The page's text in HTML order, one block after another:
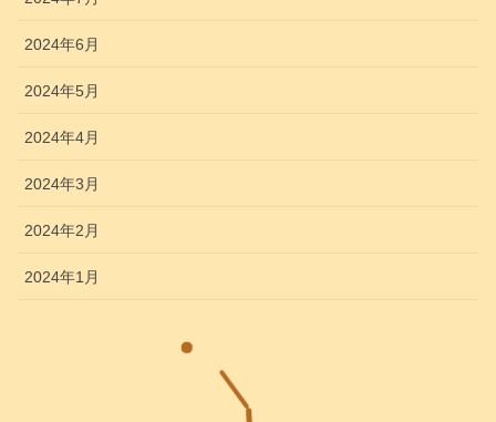
2024年6月
2024年5月
2024年4月
2024年3月
2024年2月
2024年1月